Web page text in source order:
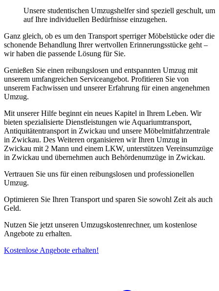
Unsere studentischen Umzugshelfer sind speziell geschult, um
auf Ihre individuellen Bedürfnisse einzugehen.
Ganz gleich, ob es um den Transport sperriger Möbelstücke oder die
schonende Behandlung Ihrer wertvollen Erinnerungsstücke geht –
wir haben die passende Lösung für Sie.
Genießen Sie einen reibungslosen und entspannten Umzug mit
unserem umfangreichen Serviceangebot. Profitieren Sie von
unserem Fachwissen und unserer Erfahrung für einen angenehmen
Umzug.
Mit unserer Hilfe beginnt ein neues Kapitel in Ihrem Leben. Wir
bieten spezialisierte Dienstleistungen wie Aquariumtransport,
Antiquitätentransport in Zwickau und unsere Möbelmitfahrzentrale
in Zwickau. Des Weiteren organisieren wir Ihren Umzug in
Zwickau mit 2 Mann und einem LKW, unterstützen Vereinsumzüge
in Zwickau und übernehmen auch Behördenumzüge in Zwickau.
Vertrauen Sie uns für einen reibungslosen und professionellen
Umzug.
Optimieren Sie Ihren Transport und sparen Sie sowohl Zeit als auch
Geld.
Nutzen Sie jetzt unseren Umzugskostenrechner, um kostenlose
Angebote zu erhalten.
Kostenlose Angebote erhalten!